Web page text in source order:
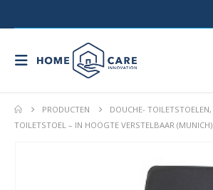
PRODUCTEN DOUCHE- TOILETSTOELEN,
TOILETSTOEL – IN HOOGTE VERSTELBAAR (MUNICH)